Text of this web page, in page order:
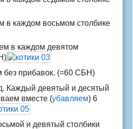
в каждом восьмом столбике
в каждом девятом
без прибавок. (=60 СБН)
Каждый девятый и десятый
вместе (убавляем) 6
и девятый столбики